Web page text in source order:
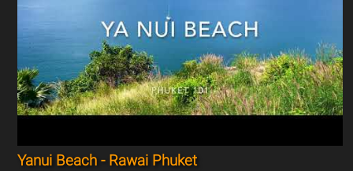
Yanui Beach - Rawai Phuket